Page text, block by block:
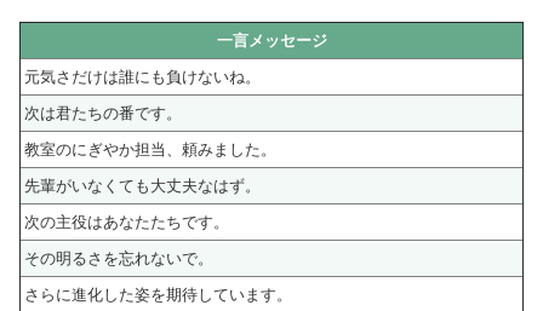
一言メッセージ
元気さだけは誰にも負けないね。
次は君たちの番です。
教室のにぎやか担当、頼みました。
先輩がいなくても大丈夫なはず。
次の主役はあなたたちです。
その明るさを忘れないで。
さらに進化した姿を期待しています。